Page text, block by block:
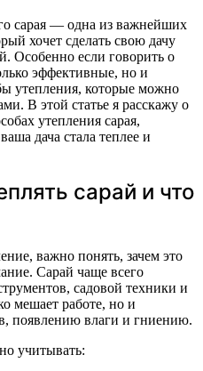
сарая — одна из важнейших
хочет сделать свою дачу
Особенно если говорить о
эффективные, но и
утепления, которые можно
В этой статье я расскажу о
утепления сарая,
дача стала теплее и
сарай и что
важно понять, зачем это
Сарай чаще всего
садовой техники и
мешает работе, но и
появлению влаги и гниению.
учитывать: